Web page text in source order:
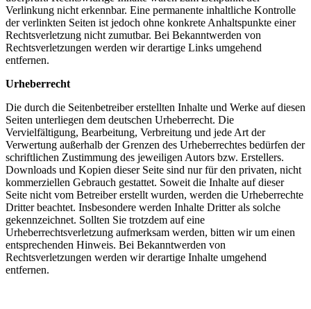
Verlinkung nicht erkennbar. Eine permanente inhaltliche Kontrolle
der verlinkten Seiten ist jedoch ohne konkrete Anhaltspunkte einer
Rechtsverletzung nicht zumutbar. Bei Bekanntwerden von
Rechtsverletzungen werden wir derartige Links umgehend
entfernen.
Urheberrecht
Die durch die Seitenbetreiber erstellten Inhalte und Werke auf diesen
Seiten unterliegen dem deutschen Urheberrecht. Die
Vervielfältigung, Bearbeitung, Verbreitung und jede Art der
Verwertung außerhalb der Grenzen des Urheberrechtes bedürfen der
schriftlichen Zustimmung des jeweiligen Autors bzw. Erstellers.
Downloads und Kopien dieser Seite sind nur für den privaten, nicht
kommerziellen Gebrauch gestattet. Soweit die Inhalte auf dieser
Seite nicht vom Betreiber erstellt wurden, werden die Urheberrechte
Dritter beachtet. Insbesondere werden Inhalte Dritter als solche
gekennzeichnet. Sollten Sie trotzdem auf eine
Urheberrechtsverletzung aufmerksam werden, bitten wir um einen
entsprechenden Hinweis. Bei Bekanntwerden von
Rechtsverletzungen werden wir derartige Inhalte umgehend
entfernen.